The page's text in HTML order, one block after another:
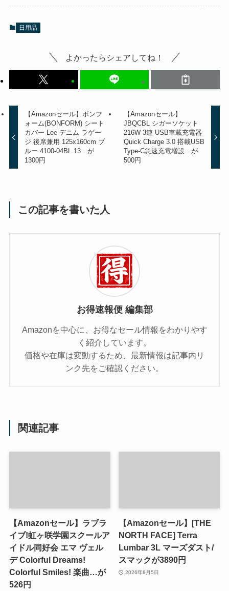
日用品
よかったらシェアしてね！
【Amazonセール】ボンフ
ォーム(BONFORM) シート
カバー Lee デニム ラゲー
ジ 後席兼用 125x160cm ブ
ルー 4100-04BL 13…が
1300円
【Amazonセール】
JBQCBL シガーソケット
216W 3連 USB車載充電器
Quick Charge 3.0 搭載USB
Type-C急速充電増設…が
500円
この記事を書いた人
お得速報便 編集部
Amazonを中心に、お得なセール情報をわかりやす
く紹介しています。
価格や在庫は変動するため、最新情報は記事内リ
ンク先をご確認ください。
関連記事
【Amazonセール】ラブラ
イブ!虹ヶ咲学園スクールア
イドル同好会 エマ ヴェル
デ Colorful Dreams!
Colorful Smiles! 楽曲…が
526円
【Amazonセール】[THE
NORTH FACE] Terra
Lumbar 3L マーズダスト/
スマックが3890円
2026年8月5日